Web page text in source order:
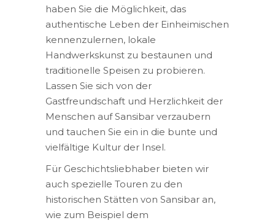
haben Sie die Möglichkeit, das
authentische Leben der Einheimischen
kennenzulernen, lokale
Handwerkskunst zu bestaunen und
traditionelle Speisen zu probieren.
Lassen Sie sich von der
Gastfreundschaft und Herzlichkeit der
Menschen auf Sansibar verzaubern
und tauchen Sie ein in die bunte und
vielfältige Kultur der Insel.
Für Geschichtsliebhaber bieten wir
auch spezielle Touren zu den
historischen Stätten von Sansibar an,
wie zum Beispiel dem